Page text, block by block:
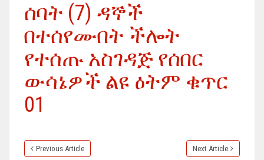
ሰባት (7) ዳኞች
በተሰየሙበት ችሎት
የተሰጡ አስገዳጅ የሰበር
ውሳኔዎች ልዩ ዕትም ቁጥር
01
Previous Article Next Article